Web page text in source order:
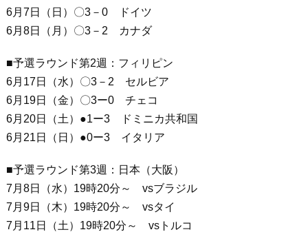
6月7日（日）〇3－0 ドイツ
6月8日（月）〇3－2 カナダ
■予選ラウンド第2週：フィリピン
6月17日（水）〇3－2 セルビア
6月19日（金）〇3ー0 チェコ
6月20日（土）●1ー3 ドミニカ共和国
6月21日（日）●0ー3 イタリア
■予選ラウンド第3週：日本（大阪）
7月8日（水）19時20分～ vsブラジル
7月9日（木）19時20分～ vsタイ
7月11日（土）19時20分～ vsトルコ